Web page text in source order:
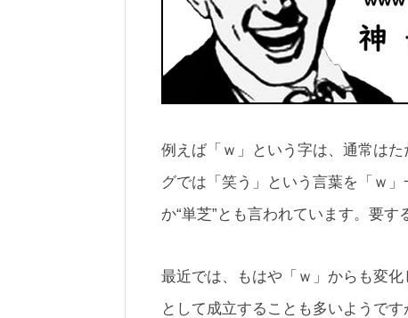
例えば「ｗ」という字は、通常は
グでは「笑う」という言葉を「ｗ
か“単芝”とも言われています。要す
最近では、もはや「ｗ」からも変
として成立することも多いようで